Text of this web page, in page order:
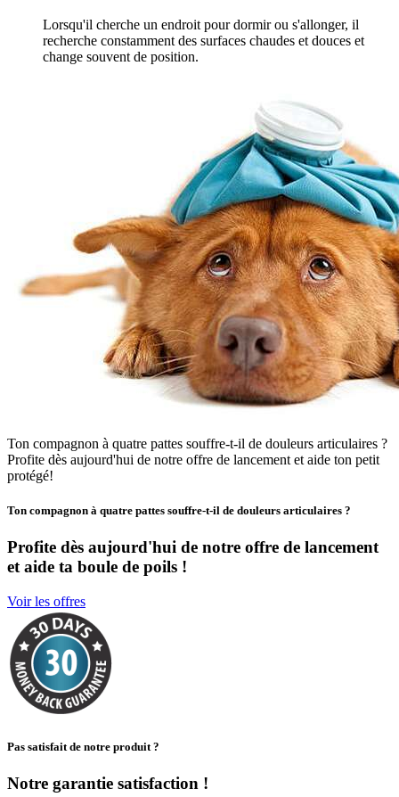
Lorsqu'il cherche un endroit pour dormir ou s'allonger, il
recherche constamment des surfaces chaudes et douces et
change souvent de position.
Ton compagnon à quatre pattes souffre-t-il de douleurs articulaires ?
Profite dès aujourd'hui de notre offre de lancement et aide ton petit
protégé!
Ton compagnon à quatre pattes souffre-t-il de douleurs articulaires ?
Profite dès aujourd'hui de notre offre de lancement
et aide ta boule de poils !
Voir les offres
Pas satisfait de notre produit ?
Notre garantie satisfaction !